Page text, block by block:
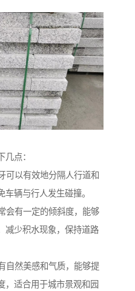
点：
可以有效地分隔人行道和
辆与行人发生碰撞。
会有一定的倾斜度，能够
减少积水现象，保持道路
自然美感和气质，能够提
，适合用于城市景观和园